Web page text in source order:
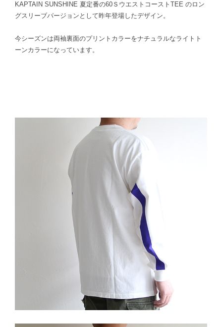
KAPTAIN SUNSHINE 夏定番の60ＳウエストコーストTEE のロン
グスリーブバージョンとして昨年登場したデザイン。
今シーズンは両袖裏面のプリントカラーをナチュラルなライトト
ーンカラーになっています。